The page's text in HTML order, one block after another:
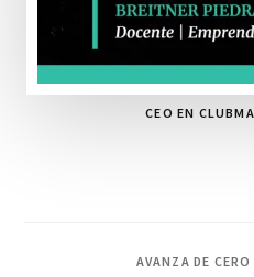
CEO EN
AVANZA DE